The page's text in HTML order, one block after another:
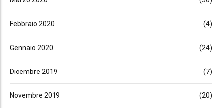
Febbraio 2020 (4)
Gennaio 2020 (24)
Dicembre 2019 (7)
Novembre 2019 (20)